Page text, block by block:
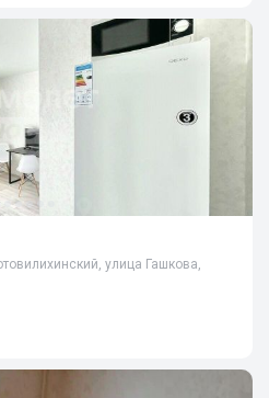
улица Гашкова,